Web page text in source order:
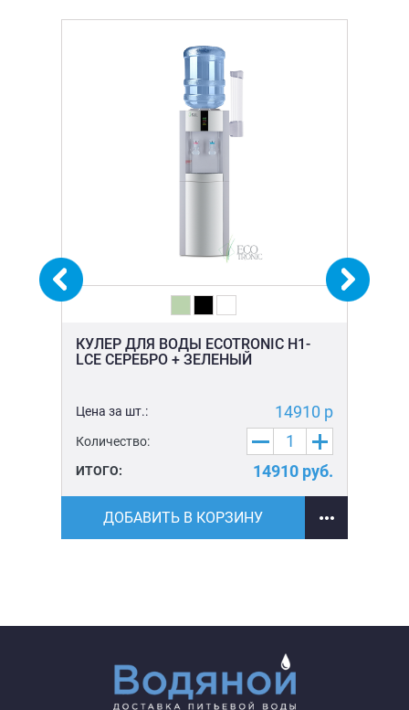
КУЛЕР ДЛЯ ВОДЫ ECOTRONIC H1-
LCE СЕРЕБРО + ЗЕЛЕНЫЙ
Цена за шт.: 14910 р
Количество:
ИТОГО: 14910 руб.
ДОБАВИТЬ В КОРЗИНУ